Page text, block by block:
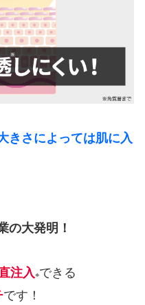
きさによっては肌に入
の大発明！
注入※できる
です！